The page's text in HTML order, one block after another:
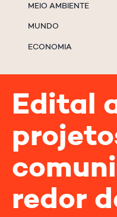
MEIO AMBIENTE
MUNDO
ECONOMIA
Edital
redor